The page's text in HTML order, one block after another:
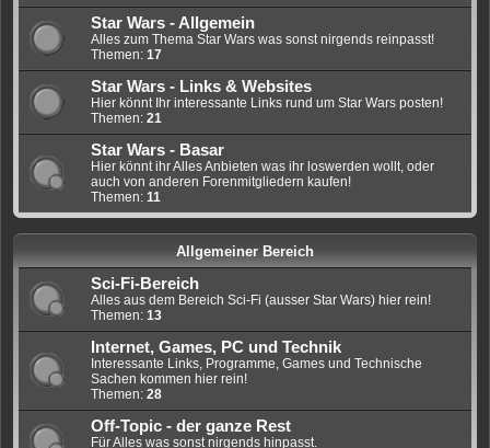
Star Wars - Allgemein
Alles zum Thema Star Wars was sonst nirgends reinpasst!
Themen: 17
Star Wars - Links & Websites
Hier könnt Ihr interessante Links rund um Star Wars posten!
Themen: 21
Star Wars - Basar
Hier könnt ihr Alles Anbieten was ihr loswerden wollt, oder
auch von anderen Forenmitgliedern kaufen!
Themen: 11
Allgemeiner Bereich
Sci-Fi-Bereich
Alles aus dem Bereich Sci-Fi (ausser Star Wars) hier rein!
Themen: 13
Internet, Games, PC und Technik
Interessante Links, Programme, Games und Technische
Sachen kommen hier rein!
Themen: 28
Off-Topic - der ganze Rest
Für Alles was sonst nirgends hinpasst.